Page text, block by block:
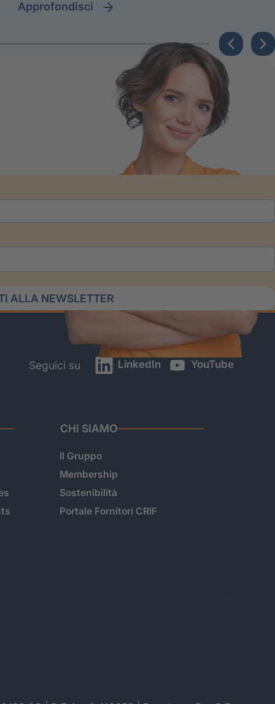
approfondisci
ALLA NEWSLETTER
Seguici su LinkedIn YouTube
CHI SIAMO
Il Gruppo
Membership
Sostenibilità
Portale Fornitori CRIF